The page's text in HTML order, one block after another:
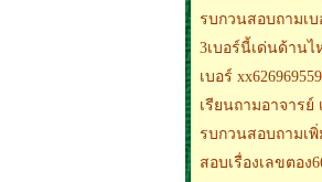
รบกวนสอบถามเ
3เบอร์นี้เด่นด้านไ
เบอร์
เรียนถามอาจารย์
รบกวนสอบถามเพิ่
สอบเรื่องเลขตอง